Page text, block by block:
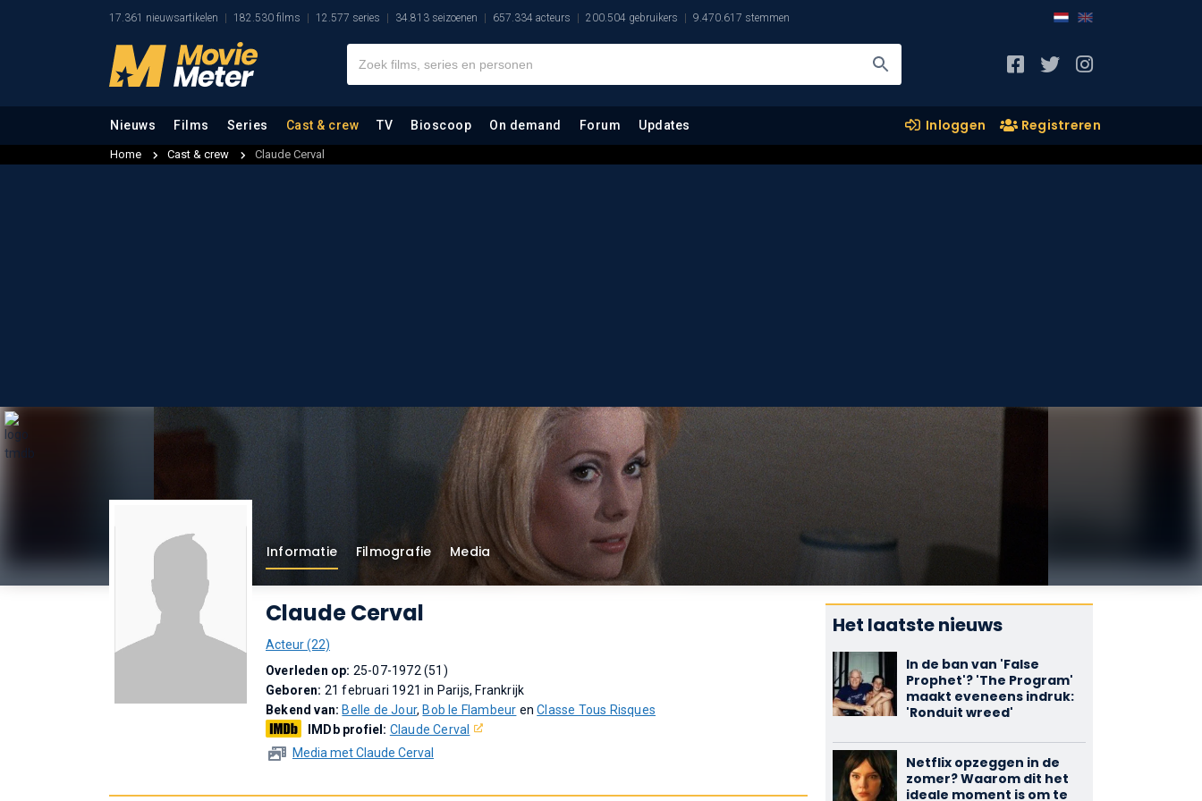
17.361 nieuwsartikelen 182.530 films 12.577 series 34.813 seizoenen 657.334 acteurs 200.504 gebruikers 9.470.617 stemmen
Nieuws Films Series Cast & crew TV Bioscoop On demand Forum Updates Inloggen Registreren
Home Cast & crew Claude Cerval
Informatie Filmografie Media
Claude Cerval
Acteur (22)
Overleden op: 25-07-1972 (51)
Geboren: 21 februari 1921 in Parijs, Frankrijk
Bekend van: Belle de Jour, Bob le Flambeur enClasse Tous Risques
IMDb profiel: Claude Cerval
Media met Claude Cerval
Het laatste nieuws
In de ban van 'False
Prophet'? 'The Program'
maakt eveneens indruk:
'Ronduit wreed'
Netflix opzeggen in de
zomer? Waarom dit het
ideale moment is om te